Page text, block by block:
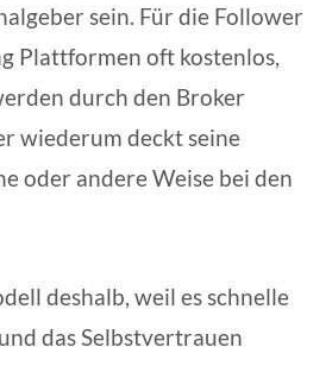
sein. Für die Follower
Plattformen oft kostenlos,
durch den Broker
wiederum deckt seine
oder andere Weise bei den
deshalb, weil es schnelle
das Selbstvertrauen